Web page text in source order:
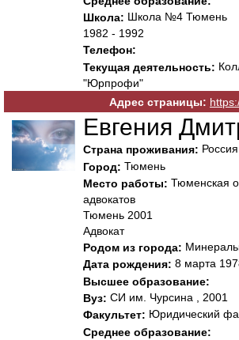
Школа: Школа №4 Тюмень
1982 - 1992
Телефон:
Текущая деятельность:
"Юрпрофи"
Адрес страницы:
Евгения
Страна проживания: Россия
Город: Тюмень
Место работы: Тюменская
адвокатов
Тюмень 2001
Адвокат
Родом из города:
Дата рождения: 8 марта
Высшее образование:
Вуз: СИ им. Чурсина , 2001
Факультет: Юридический
Среднее образование: